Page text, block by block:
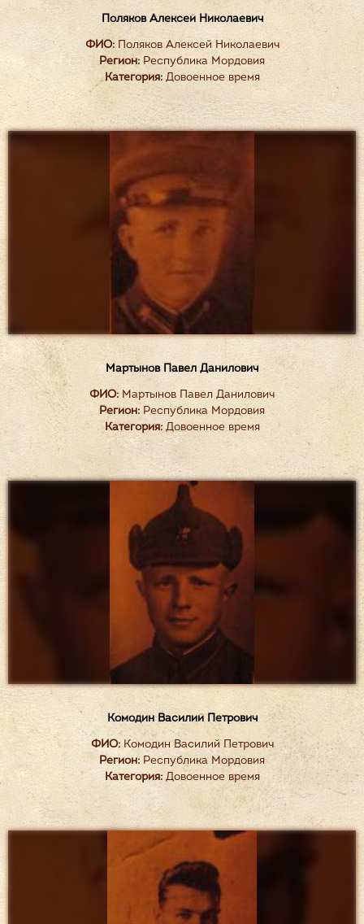
Поляков Алексей Николаевич
ФИО:Поляков Алексей Николаевич
Регион: Республика Мордовия
Категория:Довоенное время
Мартынов Павел Данилович
ФИО: Мартынов Павел Данилович
Регион: Республика Мордовия
Категория:Довоенное время
Комодин Василий Петрович
ФИО:Комодин Василий Петрович
Регион: Республика Мордовия
Категория:Довоенное время